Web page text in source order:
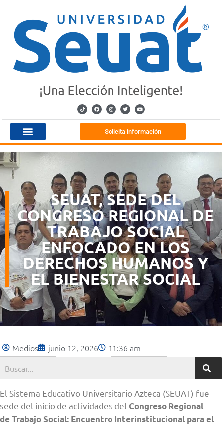
Solicita información
SEUAT, SEDE DEL
CONGRESO REGIONAL DE
TRABAJO SOCIAL
ENFOCADO EN LOS
DERECHOS HUMANOS Y
EL BIENESTAR SOCIAL
Medios junio 12, 2026 11:36 am
El Sistema Educativo Universitario Azteca (SEUAT) fue
sede del inicio de actividades del Congreso Regional
de Trabajo Social: Encuentro Interinstitucional para el